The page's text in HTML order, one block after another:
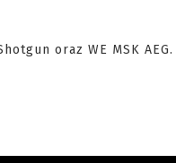
oraz WE MSK AEG.